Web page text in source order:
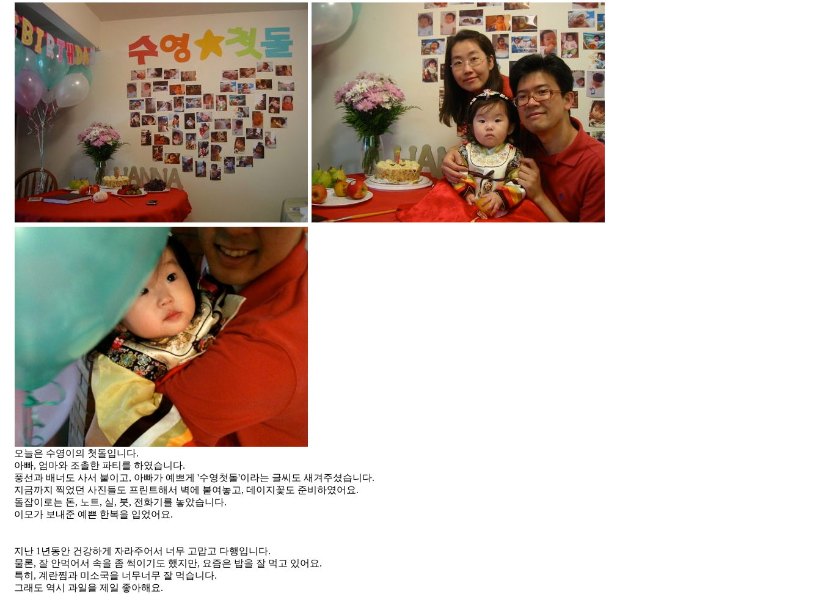
오늘은 수영이의 첫돌입니다.
아빠, 엄마와 조촐한 파티를 하였습니다.
풍선과 배너도 사서 붙이고, 아빠가 예쁘게 '수영첫돌'이라는 글씨도 새겨주셨습니다.
지금까지 찍었던 사진들도 프린트해서 벽에 붙여놓고, 데이지꽃도 준비하였어요.
돌잡이로는 돈, 노트, 실, 붓, 전화기를 놓았습니다.
이모가 보내준 예쁜 한복을 입었어요.
지난 1년동안 건강하게 자라주어서 너무 고맙고 다행입니다.
물론, 잘 안먹어서 속을 좀 썩이기도 했지만, 요즘은 밥을 잘 먹고 있어요.
특히, 계란찜과 미소국을 너무너무 잘 먹습니다.
그래도 역시 과일을 제일 좋아해요.